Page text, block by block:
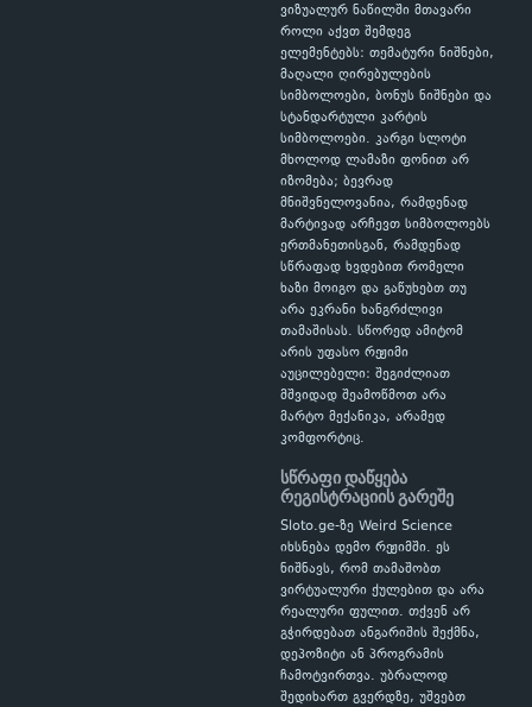
ვიზუალურ ნაწილში მთავარი
როლი აქვთ შემდეგ
ელემენტებს: თემატური ნიშნები,
მაღალი ღირებულების
სიმბოლოები, ბონუს ნიშნები და
სტანდარტული კარტის
სიმბოლოები. კარგი სლოტი
მხოლოდ ლამაზი ფონით არ
იზომება; ბევრად
მნიშვნელოვანია, რამდენად
მარტივად არჩევთ სიმბოლოებს
ერთმანეთისგან, რამდენად
სწრაფად ხვდებით რომელი
ხაზი მოიგო და გაწუხებთ თუ
არა ეკრანი ხანგრძლივი
თამაშისას. სწორედ ამიტომ
არის უფასო რეჟიმი
აუცილებელი: შეგიძლიათ
მშვიდად შეამოწმოთ არა
მარტო მექანიკა, არამედ
კომფორტიც.
სწრაფი დაწყება
რეგისტრაციის გარეშე
Sloto.ge-ზე Weird Science
იხსნება დემო რეჟიმში. ეს
ნიშნავს, რომ თამაშობთ
ვირტუალური ქულებით და არა
რეალური ფულით. თქვენ არ
გჭირდებათ ანგარიშის შექმნა,
დეპოზიტი ან პროგრამის
ჩამოტვირთვა. უბრალოდ
შედიხართ გვერდზე, უშვებთ